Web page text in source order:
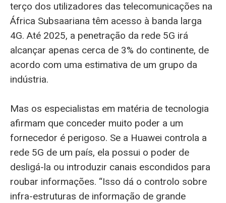
terço dos utilizadores das telecomunicações na
África Subsaariana têm acesso à banda larga
4G. Até 2025, a penetração da rede 5G irá
alcançar apenas cerca de 3% do continente, de
acordo com uma estimativa de um grupo da
indústria.
Mas os especialistas em matéria de tecnologia
afirmam que conceder muito poder a um
fornecedor é perigoso. Se a Huawei controla a
rede 5G de um país, ela possui o poder de
desligá-la ou introduzir canais escondidos para
roubar informações. “Isso dá o controlo sobre
infra-estruturas de informação de grande